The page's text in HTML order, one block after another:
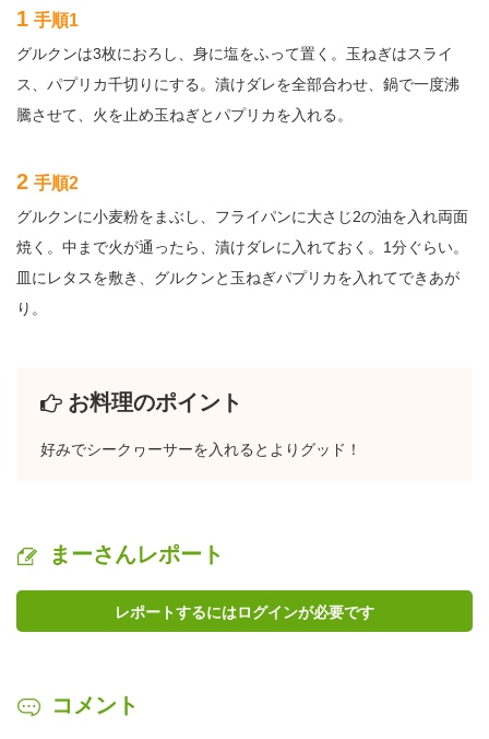
1 手順1
グルクンは3枚におろし、身に塩をふって置く。玉ねぎはスライ
ス、パプリカ千切りにする。漬けダレを全部合わせ、鍋で一度沸
騰させて、火を止め玉ねぎとパプリカを入れる。
2 手順2
グルクンに小麦粉をまぶし、フライパンに大さじ2の油を入れ両面
焼く。中まで火が通ったら、漬けダレに入れておく。1分ぐらい。
皿にレタスを敷き、グルクンと玉ねぎパプリカを入れてできあが
り。
お料理のポイント
好みでシークヮーサーを入れるとよりグッド！
まーさんレポート
レポートするにはログインが必要です
コメント